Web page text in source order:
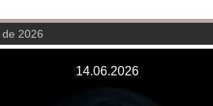
2026
14.06.2026